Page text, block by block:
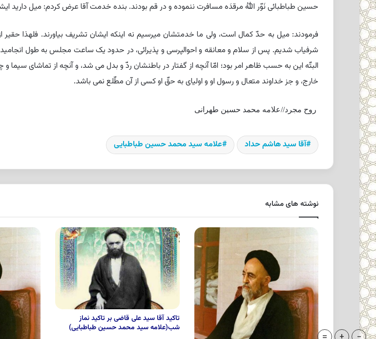
حسین طباطبائى نَوّر اللهُ مرقدَه مسافرت ننموده و در قم بودند. بنده خدمت آقا عرض کردم: میل دارید
فرمودند: میل به حدّ کمال است، ولى ما خدمتشان میرسیم نه اینکه ایشان تشریف بیاورند. فلهذا
شرفیاب شدیم. پس از سلام و معانقه و احوالپرسى و پذیرائى، در حدود یک ساعت مجلس به طول
البتّه این به حسب ظاهر امر بود؛ امّا آنچه از گفتار در باطنشان ردّ و بدل مى ‏شد، و آنچه از تماشاى
خارج، و جز خداوند متعال و رسول او و اولیاى به حقّ او کسى از آن مطّلع نمى ‏باشد.
روح مجرد//علامه محمد حسین طهرانی
آقا سید هاشم حداد علامه سید محمد حسین طباطبایی
نوشته های مشابه
تاکید آقا سید علی قاضی بر تاکید نماز
شب(علامه سید محمد حسین طباطبایی)